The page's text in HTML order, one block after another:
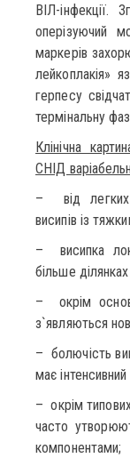
ВІЛ-інфекції.
оперізуючий
маркерів
лейкоплакія»
герпесу
термінальну
Клінічна
СНІД
– від легких
висипів із
– висипка
більше
– окрім
з`являються
– болючість
має
– окрім
часто
компонентами;